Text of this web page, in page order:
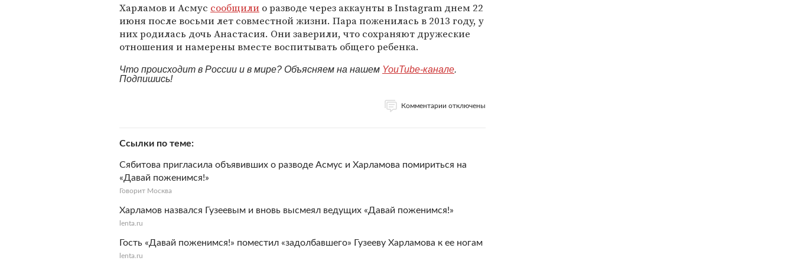
Харламов и Асмус сообщили о разводе через аккаунты в Instagram днем 22
июня после восьми лет совместной жизни. Пара поженилась в 2013 году, у
них родилась дочь Анастасия. Они заверили, что сохраняют дружеские
отношения и намерены вместе воспитывать общего ребенка.
Что происходит в России и в мире? Объясняем на нашем YouTube-канале.
Подпишись!
Комментарии отключены
Ссылки по теме
Сябитова пригласила объявивших о разводе Асмус и Харламова помириться на
«Давай поженимся!»
Говорит Москва
Харламов назвался Гузеевым и вновь высмеял ведущих «Давай поженимся!»
lenta.ru
Гость «Давай поженимся!» поместил «задолбавшего» Гузееву Харламова к ее ногам
lenta.ru